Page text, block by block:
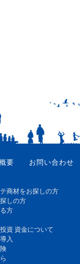
要 お問い合わせ
商材をお探しの方
しの方
方
資 資金について
入